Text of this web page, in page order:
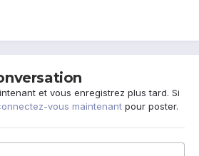
et vous enregistrez plus tard. Si
vous maintenant pour poster.